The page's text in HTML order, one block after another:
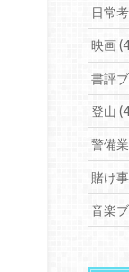
日常
映画
書評
登山
警備
賭け
音楽